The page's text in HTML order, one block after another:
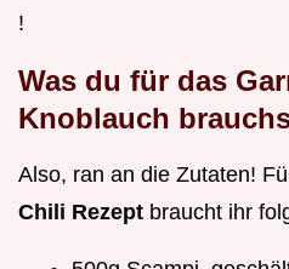
!
Was du für das
Knoblauch
Also, ran an die Zutaten!
Chili Rezept braucht ihr